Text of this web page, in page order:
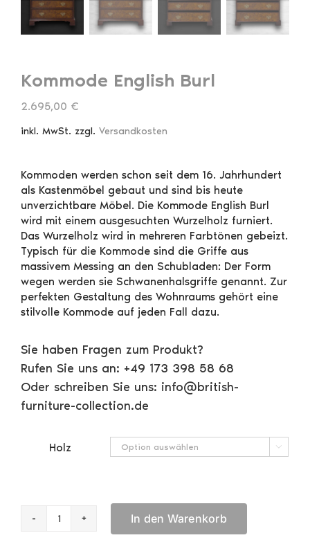
Kommode English Burl
2.695,00 €
inkl. MwSt. zzgl. Versandkosten
Kommoden werden schon seit dem 16. Jahrhundert
als Kastenmöbel gebaut und sind bis heute
unverzichtbare Möbel. Die Kommode English Burl
wird mit einem ausgesuchten Wurzelholz furniert.
Das Wurzelholz wird in mehreren Farbtönen gebeizt.
Typisch für die Kommode sind die Griffe aus
massivem Messing an den Schubladen: Der Form
wegen werden sie Schwanenhalsgriffe genannt. Zur
perfekten Gestaltung des Wohnraums gehört eine
stilvolle Kommode auf jeden Fall dazu.
Sie haben Fragen zum Produkt?
Rufen Sie uns an: +49 173 398 58 68
Oder schreiben Sie uns: info@british-
furniture-collection.de
Holz 
Kommode
In den Warenkorb